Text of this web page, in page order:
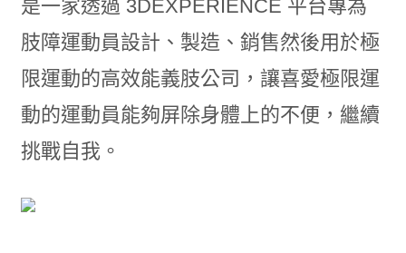
是一家透過 3DEXPERIENCE 平台專為
肢障運動員設計、製造、銷售然後用於極
限運動的高效能義肢公司，讓喜愛極限運
動的運動員能夠屏除身體上的不便，繼續
挑戰自我。